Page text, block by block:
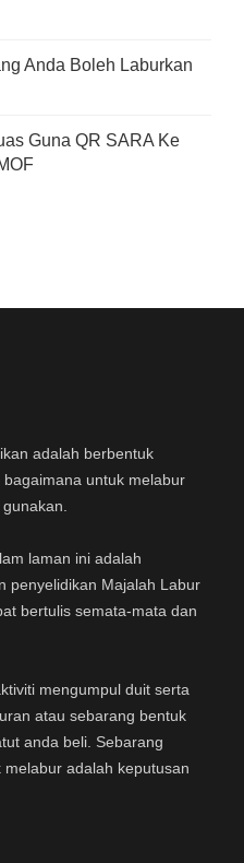
Anda Boleh Laburkan
Guna QR SARA Ke
adalah berbentuk
untuk melabur
laman ini adalah
penyelidikan Majalah Labur
bertulis semata-mata dan
mengumpul duit serta
atau sebarang bentuk
anda beli. Sebarang
adalah keputusan